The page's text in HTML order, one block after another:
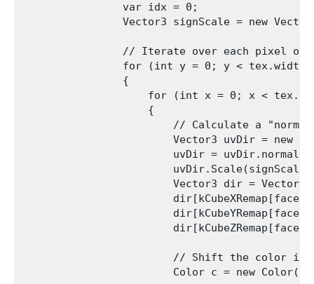
                var idx = 0;
Vector3 signScale = new
// Iterate over each pixel of
for (int y = 0; y <
                {
for (int x = 0; x <
                    {
// Calculate a
Vector3 uvDir = new
uvDir =
Vector3 dir =
// Shift the color
Color c = new